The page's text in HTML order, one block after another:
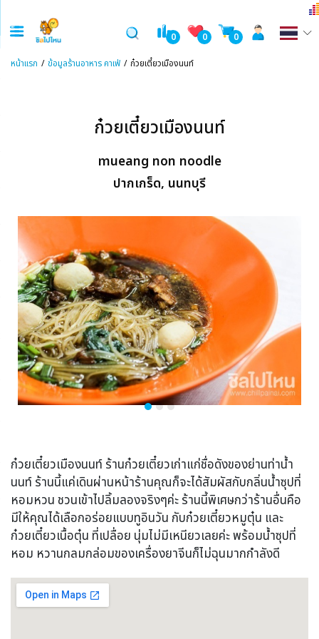
0 0 0
หน้าแรก ข้อมูลร้านอาหาร คาเฟ่ ก๋วยเตี๋ยวเมืองนนท์
ก๋วยเตี๋ยวเมืองนนท์
mueang non noodle
ปากเกร็ด, นนทบุรี
ก๋วยเตี๋ยวเมืองนนท์ ร้านก๋วยเตี๋ยวเก่าแก่ชื่อดังของย่านท่าน้ำ
นนท์ ร้านนี้แค่เดินผ่านหน้าร้านคุณก็จะได้สัมผัสกับกลิ่นน้ำซุปที่
หอมหวน ชวนเข้าไปลิ้มลองจริงๆค่ะ ร้านนี้พิเศษกว่าร้านอื่นคือ
มีให้คุณได้เลือกอร่อยแบบทูอินวัน กับก๋วยเตี๋ยวหมูตุ๋น และ
ก๋วยเตี๋ยวเนื้อตุ๋น ที่เปลื่อย นุ่มไม่มีเหนียวเลยค่ะ พร้อมน้ำซุปที่
หอม หวานกลมกล่อมของเครื่องยาจีนก็ไม่ฉุนมากกำลังดี